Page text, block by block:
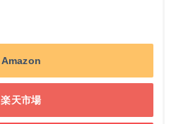
Amazon
楽天市場